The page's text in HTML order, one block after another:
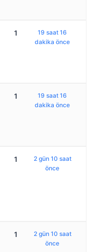
1
19 saat 16
dakika önce
1
19 saat 16
dakika önce
1
2 gün 10 saat
önce
1
2 gün 10 saat
önce